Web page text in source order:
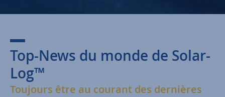
Top-News du monde de Solar-
Log™
Toujours être au courant des dernières